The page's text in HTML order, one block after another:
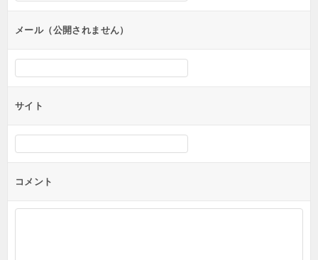
ンメール（公開されません）
サイト
コメント